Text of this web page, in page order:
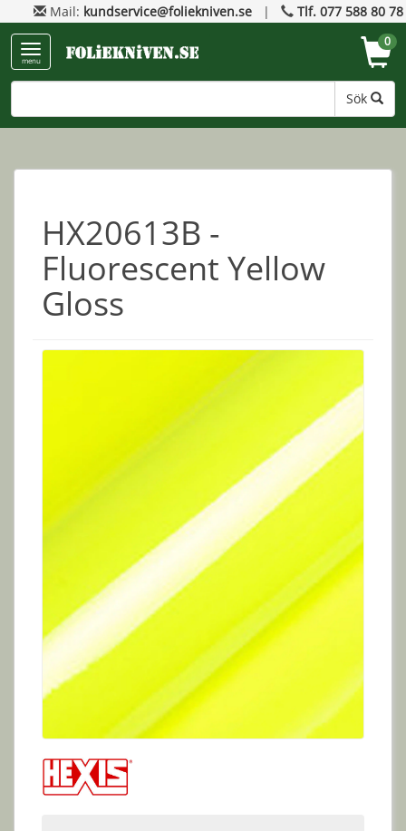
Mail: kundservice@foliekniven.se | Tlf. 077 588 80 78
menu
Sök
0
HX20613B -
Fluorescent Yellow
Gloss